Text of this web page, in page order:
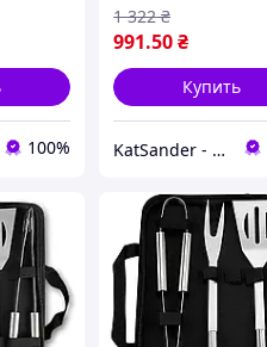
100%
991.50₴
1 322 ₴
Купить
KatSander - товары для уюта и комфорта